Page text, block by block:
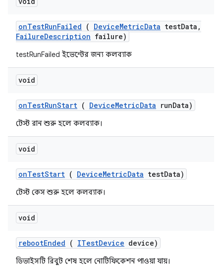
onTestRunFailed ( DeviceMetricData testData ,
FailureDescription failure)
testRunFailed ইভেন্টের জন্য কলব্যাক
void
onTestRunStart ( DeviceMetricData runData)
টেস্ট রান শুরু হলে কলব্যাক।
void
onTestStart ( DeviceMetricData testData)
টেস্ট কেস শুরু হলে কলব্যাক।
void
rebootEnded ( ITestDevice device)
ডিভাইসটি রিবুট শেষ হলে নোটিফিকেশন পাওয়া যায়।